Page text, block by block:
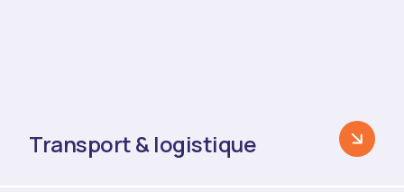
Transport & logistique